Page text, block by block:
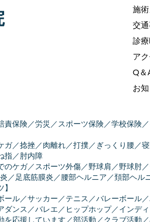
施
交
診
ア
Q＆
お
責保険／労災／スポーツ保険／学校保険
ガ／捻挫／肉離れ／打撲／ぎっくり腰／
指／肘内障
のケガ／スポーツ外傷／野球肩／野球肘
／足底筋膜炎／腰部ヘルニア／頚部ヘ
ール／サッカー／テニス／バレーボール
ダンス／バレエ／ヒップホップ／インデ